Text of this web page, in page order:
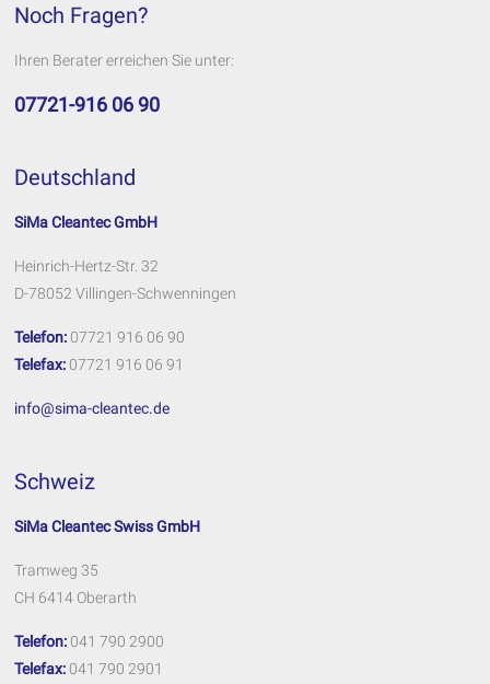
Noch Fragen?
Ihren Berater erreichen Sie unter:
07721-916 06 90
Deutschland
SiMa Cleantec GmbH
Heinrich-Hertz-Str. 32
D-78052 Villingen-Schwenningen
Telefon: 07721 916 06 90
Telefax: 07721 916 06 91
info@sima-cleantec.de
Schweiz
SiMa Cleantec Swiss GmbH
Tramweg 35
CH 6414 Oberarth
Telefon: 041 790 2900
Telefax: 041 790 2901